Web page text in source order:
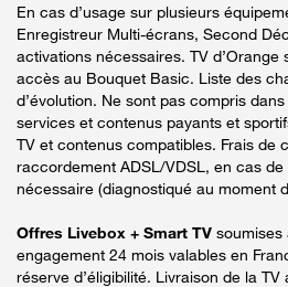
En cas d’usage sur plusieurs
Enregistreur Multi-écrans, Second
activations nécessaires. TV d’Orange
accès au Bouquet Basic. Liste des
d’évolution. Ne sont pas compris
services et contenus payants et
TV et contenus compatibles. Frais de
raccordement ADSL/VDSL, en cas
nécessaire (diagnostiqué au moment
Offres Livebox + Smart TV soumises
engagement 24 mois valables en
réserve d’éligibilité. Livraison de la